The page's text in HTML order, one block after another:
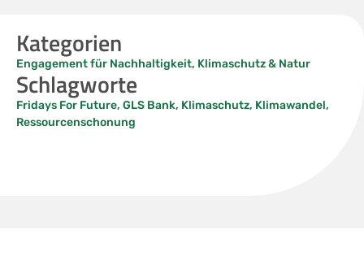
Kategorien
Engagement für Nachhaltigkeit, Klimaschutz & Natur
Schlagworte
Fridays For Future, GLS Bank, Klimaschutz, Klimawandel,
Ressourcenschonung